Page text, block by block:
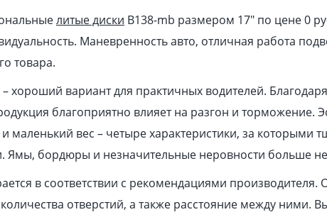
литые диски B138-mb размером 17″ по цене 0
Маневренность авто, отличная работа
товара.
хороший вариант для практичных водителей.
благоприятно влияет на разгон и торможение.
маленький вес – четыре характеристики, за которыми
Ямы, бордюры и незначительные неровности больше
в соответствии с рекомендациями
отверстий, а также расстояние между ними.